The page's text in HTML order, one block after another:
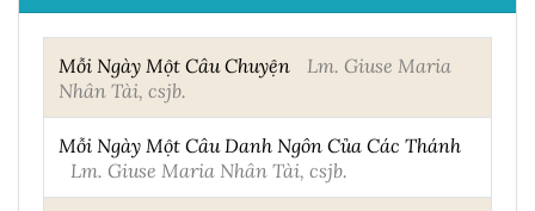
Mỗi Ngày Một Câu Chuyện
Lm. Giuse Maria
Nhân Tài, csjb.
Mỗi Ngày Một Câu Danh Ngôn Của Các Thánh
Lm. Giuse Maria Nhân Tài, csjb.